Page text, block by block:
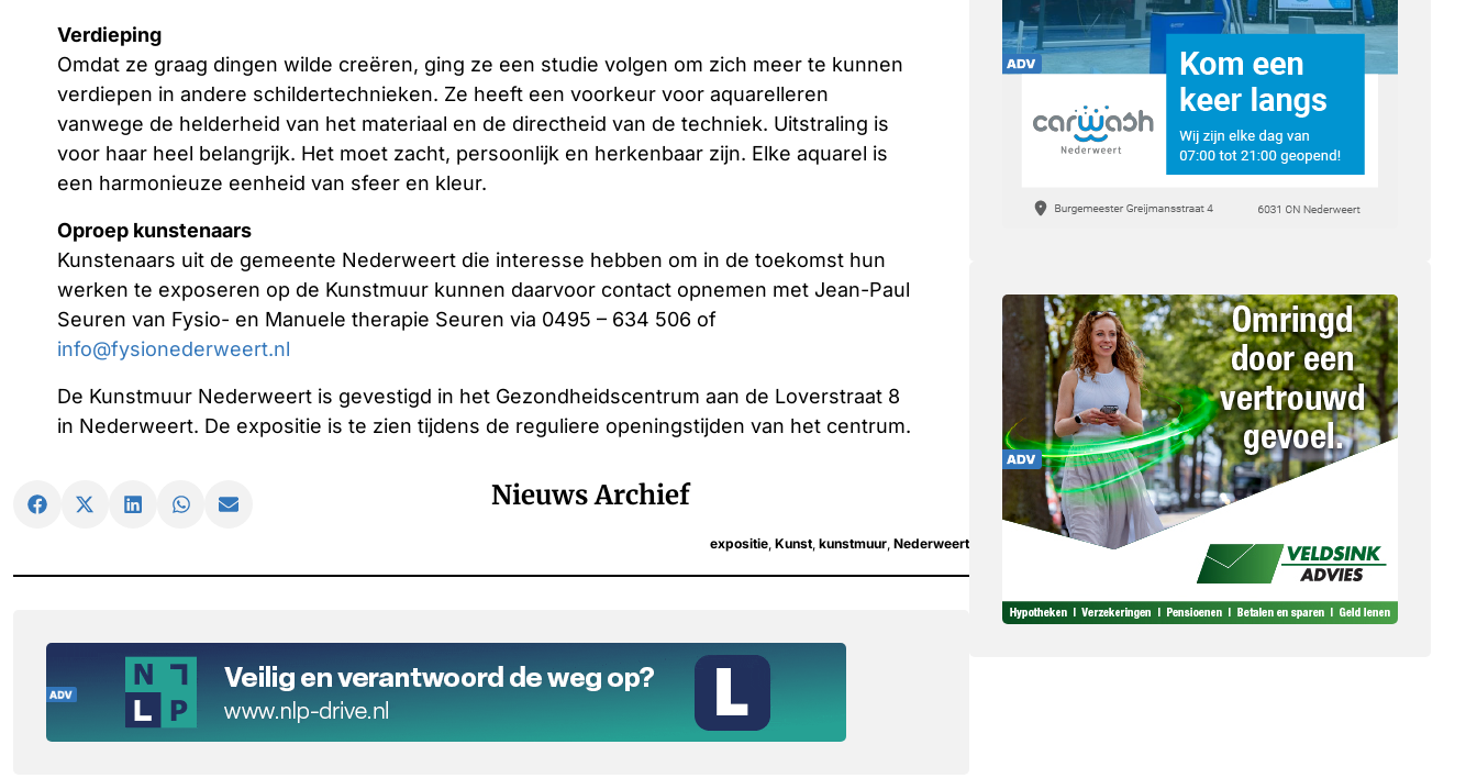
Verdieping
Omdat ze graag dingen wilde creëren, ging ze een studie volgen om zich meer te kunnen
verdiepen in andere schildertechnieken. Ze heeft een voorkeur voor aquarelleren
vanwege de helderheid van het materiaal en de directheid van de techniek. Uitstraling is
voor haar heel belangrijk. Het moet zacht, persoonlijk en herkenbaar zijn. Elke aquarel is
een harmonieuze eenheid van sfeer en kleur.
Oproep kunstenaars
Kunstenaars uit de gemeente Nederweert die interesse hebben om in de toekomst hun
werken te exposeren op de Kunstmuur kunnen daarvoor contact opnemen met Jean-Paul
Seuren van Fysio- en Manuele therapie Seuren via 0495 – 634 506 of
info@fysionederweert.nl
De Kunstmuur Nederweert is gevestigd in het Gezondheidscentrum aan de Loverstraat 8
in Nederweert. De expositie is te zien tijdens de reguliere openingstijden van het centrum.
Nieuws Archief
expositie Kunst kunstmuur Nederweert